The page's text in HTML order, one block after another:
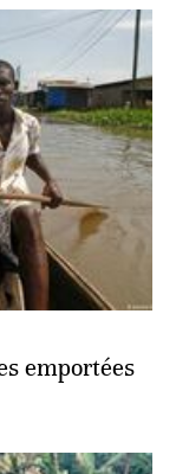
emportées